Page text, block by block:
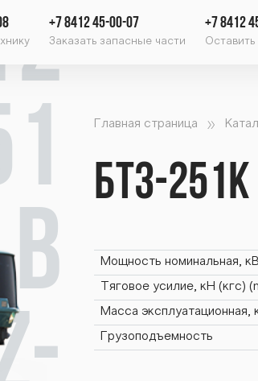
+7 8412 45-00-07
Заказать запасные части
+7 8412
Оставить
Главная страница
БТЗ-
Мощность номинальная,
Тяговое усилие, кН (кгс)
Масса эксплуатационная,
Грузоподъемность